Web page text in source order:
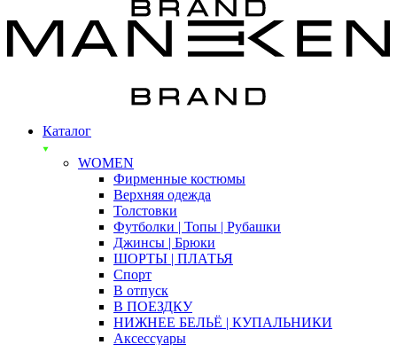
Каталог
WOMEN
Фирменные костюмы
Верхняя одежда
Толстовки
Футболки | Топы | Рубашки
Джинсы | Брюки
ШОРТЫ | ПЛАТЬЯ
Спорт
В отпуск
В ПОЕЗДКУ
НИЖНЕЕ БЕЛЬЁ | КУПАЛЬНИКИ
Аксессуары